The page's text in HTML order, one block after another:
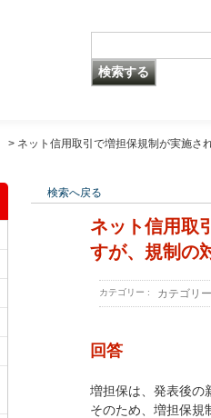
> ネット信用取引で増担保規制が実施さ
検索へ戻る
ネット信用取
すが、規制の
カテゴリー : カテゴリ
回答
増担保は、発表後の
そのため、増担保規